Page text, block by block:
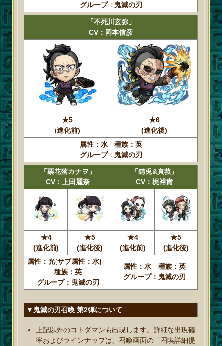
グループ：鬼滅の刃
「不死川玄弥」
CV：岡本信彦
★5
(進化前)
★6
(進化後)
属性：水 種族：英
グループ：鬼滅の刃
「栗花落カナヲ」
CV：上田麗奈
「錆兎&真菰」
CV：梶裕貴
★4
(進化前)
★5
(進化後)
★4
(進化前)
★5
(進化後)
属性：光(サブ属性：水)
種族：英
グループ：鬼滅の刃
属性：水 種族：英
グループ：鬼滅の刃
▼鬼滅の刃召喚 第2弾について
上記以外のコトダマンも出現します。詳細な出現確
率およびラインナップは、召喚画面の「召喚詳細提